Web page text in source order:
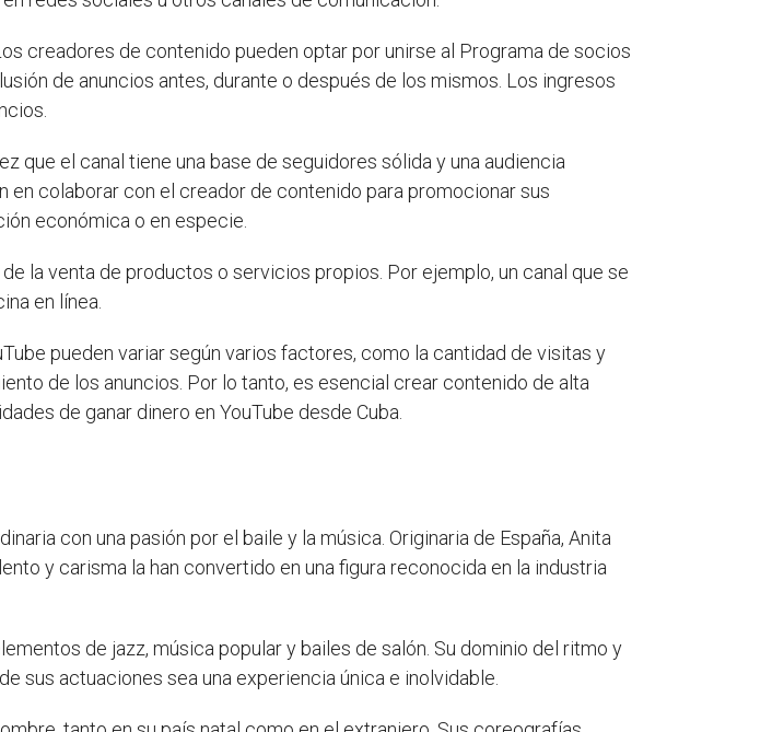
creadores de contenido pueden optar por unirse al Programa de socios
de anuncios antes, durante o después de los mismos. Los ingresos
que el canal tiene una base de seguidores sólida y una audiencia
colaborar con el creador de contenido para promocionar sus
económica o en especie.
la venta de productos o servicios propios. Por ejemplo, un canal que se
en línea.
pueden variar según varios factores, como la cantidad de visitas y
de los anuncios. Por lo tanto, es esencial crear contenido de alta
de ganar dinero en YouTube desde Cuba.
con una pasión por el baile y la música. Originaria de España, Anita
y carisma la han convertido en una figura reconocida en la industria
de jazz, música popular y bailes de salón. Su dominio del ritmo y
sus actuaciones sea una experiencia única e inolvidable.